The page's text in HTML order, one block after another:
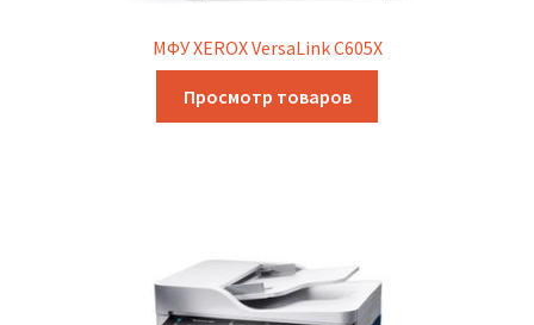
МФУ XEROX VersaLink C605X
Просмотр товаров